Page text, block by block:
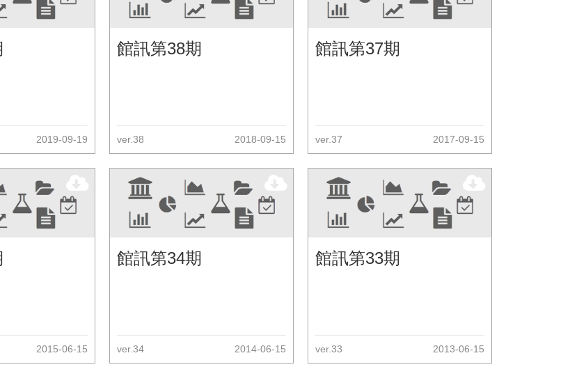
2019-09-19
館訊第38期
ver.38 2018-09-15
館訊第37期
ver.37 2017-09-15
2015-06-15
館訊第34期
ver.34 2014-06-15
館訊第33期
ver.33 2013-06-15